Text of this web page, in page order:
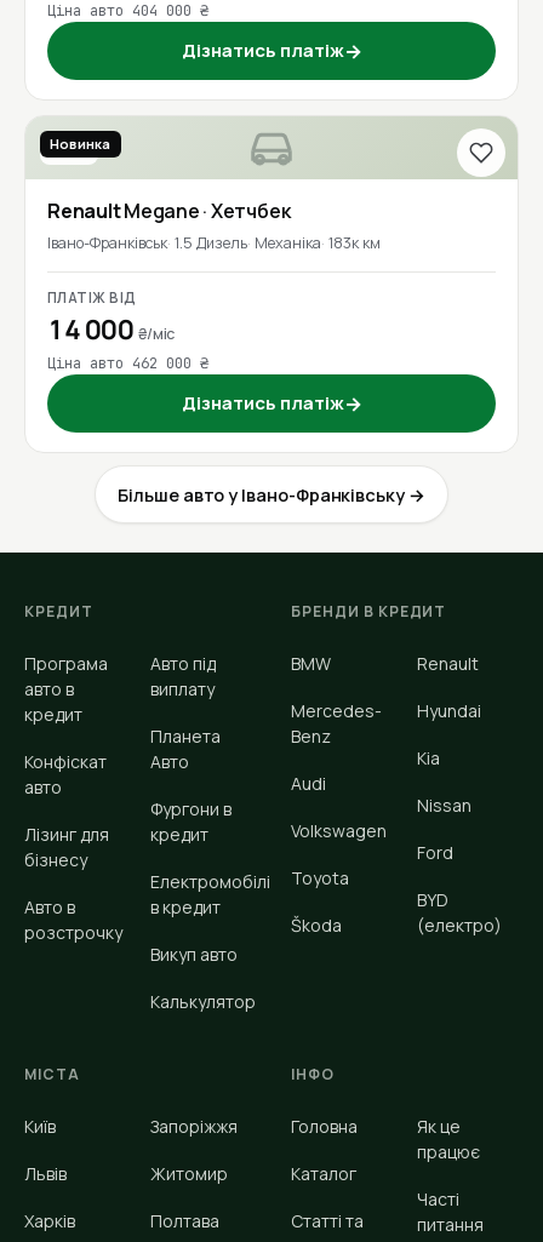
Ціна авто 404 000 ₴
Дізнатись платіж→
2016
Новинка
RenaultMegane· Хетчбек
Івано-Франківськ 1.5 Дизель Механіка 183к км
ПЛАТІЖ ВІД
14 000 ₴/міс
Ціна авто 462 000 ₴
Дізнатись платіж→
Більше авто у Івано-Франківську →
КРЕДИТ
Програма
авто в
кредит
Конфіскат
авто
Лізинг для
бізнесу
Авто в
розстрочку
Авто під
виплату
Планета
Авто
Фургони в
кредит
Електромобілі
в кредит
Викуп авто
Калькулятор
БРЕНДИ В КРЕДИТ
BMW
Mercedes-
Benz
Audi
Volkswagen
Toyota
Škoda
Renault
Hyundai
Kia
Nissan
Ford
BYD
(електро)
МІСТА
Київ
Львів
Харків
Запоріжжя
Житомир
Полтава
ІНФО
Головна
Каталог
Статті та
Як це
працює
Часті
питання